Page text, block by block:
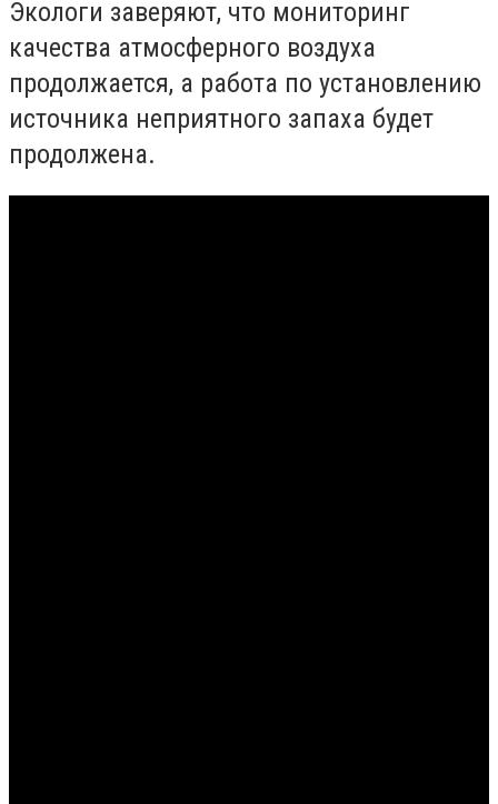
Экологи заверяют, что мониторинг
качества атмосферного воздуха
продолжается, а работа по установлению
источника неприятного запаха будет
продолжена.